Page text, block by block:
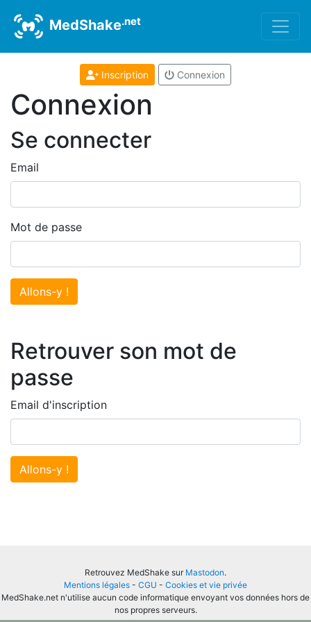
MedShake.net
Inscription Connexion
Connexion
Se connecter
Email
Mot de passe
Allons-y !
Retrouver son mot de
passe
Email d'inscription
Allons-y !
Retrouvez MedShake sur Mastodon.
Mentions légales - CGU - Cookies et vie privée
MedShake.net n'utilise aucun code informatique envoyant vos données hors de
nos propres serveurs.